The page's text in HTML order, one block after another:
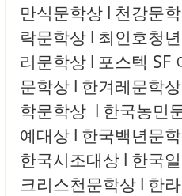
만식문학상 l 천강문
락문학상 l 최인호청
리문학상 l 포스텍 SF
문학상 l 한겨레문학상
학문학상 l 한국농민
예대상 l 한국백년문
한국시조대상 l 한국
크리스천문학상 l 한